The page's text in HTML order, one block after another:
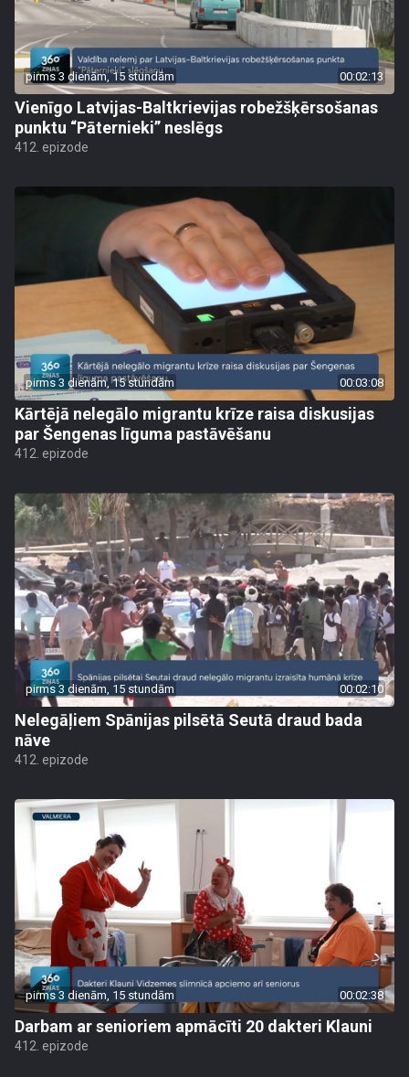
pirms 3 dienām, 15 stundām 00:02:13
Vienīgo Latvijas-Baltkrievijas robežšķērsošanas
punktu “Pāternieki” neslēgs
412. epizode
pirms 3 dienām, 15 stundām 00:03:08
Kārtējā nelegālo migrantu krīze raisa diskusijas
par Šengenas līguma pastāvēšanu
412. epizode
pirms 3 dienām, 15 stundām 00:02:10
Nelegāļiem Spānijas pilsētā Seutā draud bada
nāve
412. epizode
pirms 3 dienām, 15 stundām 00:02:38
Darbam ar senioriem apmācīti 20 dakteri Klauni
412. epizode